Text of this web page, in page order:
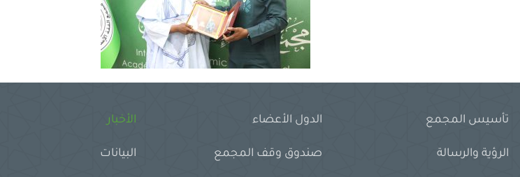
تأسيس المجمع
الرؤية والرسالة
الدول الأعضاء
صندوق وقف المجمع
الأخبار
البيانات